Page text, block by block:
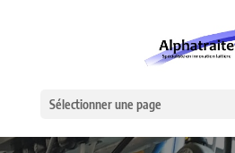
Sélectionner une page